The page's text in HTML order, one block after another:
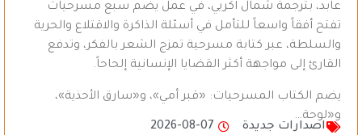
عابد، بترجمة شمال آكريي، في عمل يضم سبع مسرحيات
تفتح أفقاً واسعاً للتأمل في أسئلة الذاكرة والاقتلاع والحرية
والسلطة، عبر كتابة مسرحية تمزج الشعر بالفكر، وتدفع
القارئ إلى مواجهة أكثر القضايا الإنسانية إلحاحاً.
يضم الكتاب المسرحيات: «قبر أمي»، و«سارق الأحذية»،
و«لوحة…
اصدارات جديدة
2026-08-07